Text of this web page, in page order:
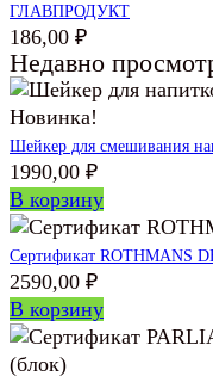
ГЛАВПРОДУКТ
186,00 ₽
Недавно
Новинка!
Шейкер для смешивания
1990,00 ₽
В корзину
Сертификат ROTHMANS
2590,00 ₽
В корзину